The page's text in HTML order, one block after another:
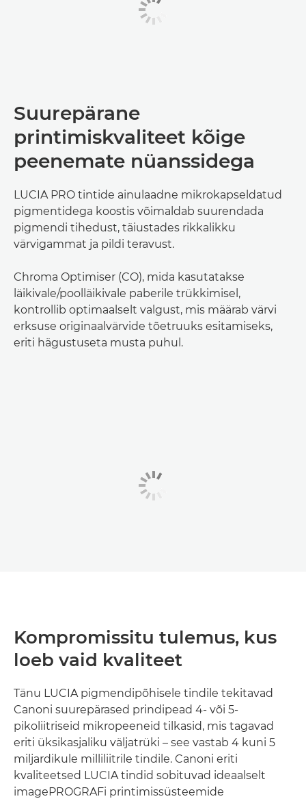
Suurepärane
printimiskvaliteet kõige
peenemate nüanssidega
LUCIA PRO tintide ainulaadne mikrokapseldatud
pigmentidega koostis võimaldab suurendada
pigmendi tihedust, täiustades rikkalikku
värvigammat ja pildi teravust.
Chroma Optimiser (CO), mida kasutatakse
läikivale/poolläikivale paberile trükkimisel,
kontrollib optimaalselt valgust, mis määrab värvi
erksuse originaalvärvide tõetruuks esitamiseks,
eriti hägustuseta musta puhul.
Kompromissitu tulemus, kus
loeb vaid kvaliteet
Tänu LUCIA pigmendipõhisele tindile tekitavad
Canoni suurepärased prindipead 4- või 5-
pikoliitriseid mikropeeneid tilkasid, mis tagavad
eriti üksikasjaliku väljatrüki – see vastab 4 kuni 5
miljardikule milliliitrile tindile. Canoni eriti
kvaliteetsed LUCIA tindid sobituvad ideaalselt
imagePROGRAFi printimissüsteemide